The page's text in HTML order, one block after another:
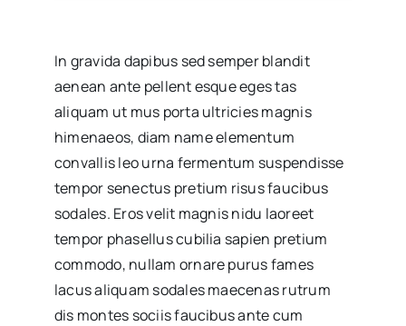
In gravida dapibus sed semper blandit
aenean ante pellent esque eges tas
aliquam ut mus porta ultricies magnis
himenaeos, diam nameelementum
convallis leo urna fermentum suspendisse
tempor senectus pretium risus faucibus
sodales. Eros velit magnis nidu laoreet
tempor phasellus cubilia sapien pretium
commodo, nullam ornare purus fames
lacus aliquam sodales maecenas rutrum
dis montes sociis faucibus ante cum